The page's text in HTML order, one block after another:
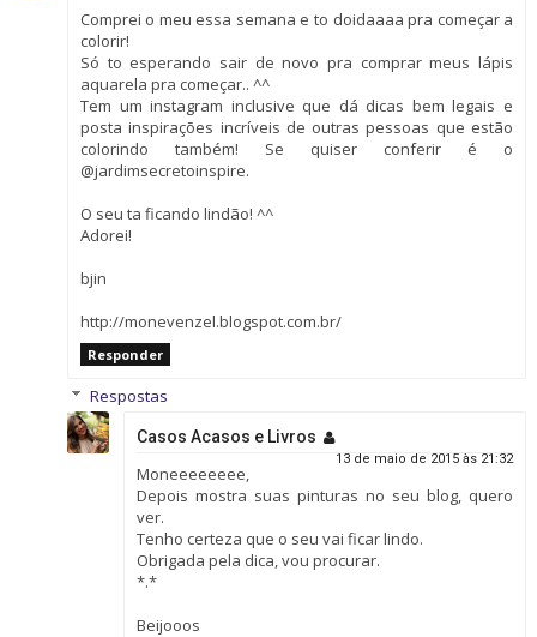
Comprei o meu essa semana e to doidaaaa pra começar a
colorir!
Só to esperando sair de novo pra comprar meus lápis
aquarela pra começar.. ^^
Tem um instagram inclusive que dá dicas bem legais e
posta inspirações incríveis de outras pessoas que estão
colorindo também! Se quiser conferir é o
@jardimsecretoinspire.
O seu ta ficando lindão! ^^
Adorei!
bjin
http://monevenzel.blogspot.com.br/
Responder
Respostas
Casos Acasos e Livros
13 de maio de 2015 às 21:32
Moneeeeeeee,
Depois mostra suas pinturas no seu blog, quero
ver.
Tenho certeza que o seu vai ficar lindo.
Obrigada pela dica, vou procurar.
*.*
Beijooos